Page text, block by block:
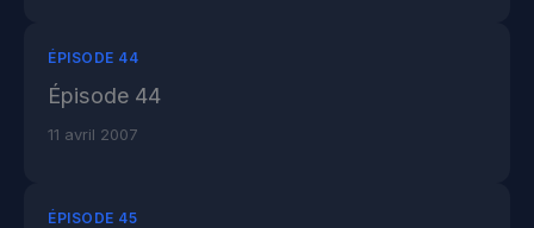
ÉPISODE 44
Épisode 44
11 avril 2007
ÉPISODE 45